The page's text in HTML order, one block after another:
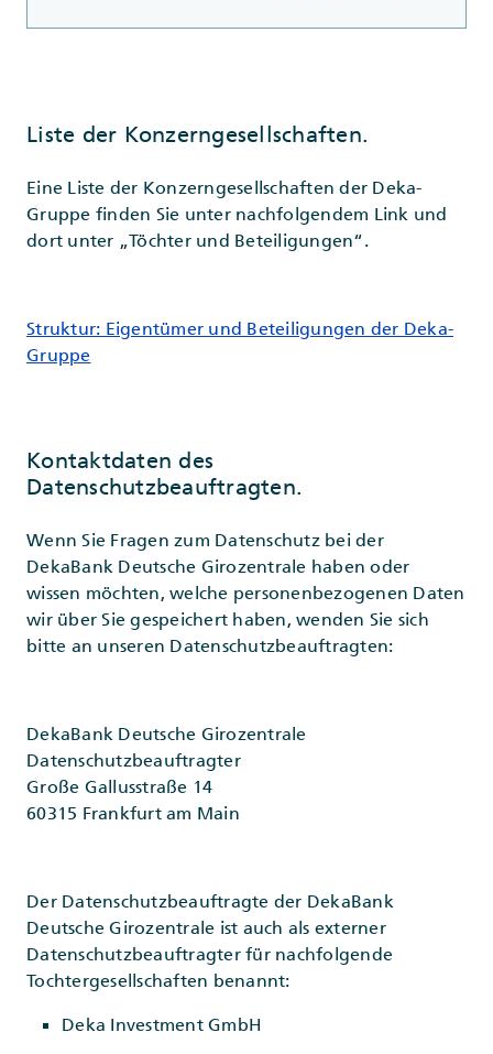
Liste der Konzerngesellschaften.
Eine Liste der Konzerngesellschaften der Deka-
Gruppe finden Sie unter nachfolgendem Link und
dort unter „Töchter und Beteiligungen“.
Struktur: Eigentümer und Beteiligungen der Deka-
Gruppe
Kontaktdaten des
Datenschutzbeauftragten.
Wenn Sie Fragen zum Datenschutz bei der
DekaBank Deutsche Girozentrale haben oder
wissen möchten, welche personenbezogenen Daten
wir über Sie gespeichert haben, wenden Sie sich
bitte an unseren Datenschutzbeauftragten:
DekaBank Deutsche Girozentrale
Datenschutzbeauftragter
Große Gallusstraße 14
60315 Frankfurt am Main
Der Datenschutzbeauftragte der DekaBank
Deutsche Girozentrale ist auch als externer
Datenschutzbeauftragter für nachfolgende
Tochtergesellschaften benannt:
Deka Investment GmbH